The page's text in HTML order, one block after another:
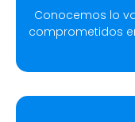
Conocemos lo
comprometidos